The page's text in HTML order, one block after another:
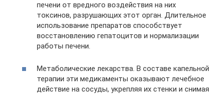
печени от вредного воздействия на них
токсинов, разрушающих этот орган. Длительное
использование препаратов способствует
восстановлению гепатоцитов и нормализации
работы печени.
Метаболические лекарства. В составе капельной
терапии эти медикаменты оказывают лечебное
действие на сосуды, укрепляя их стенки и снимая